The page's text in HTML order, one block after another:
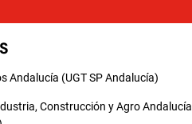
Andalucía (UGT SP Andalucía)
Construcción y Agro Andalucía